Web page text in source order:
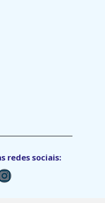
redes sociais: